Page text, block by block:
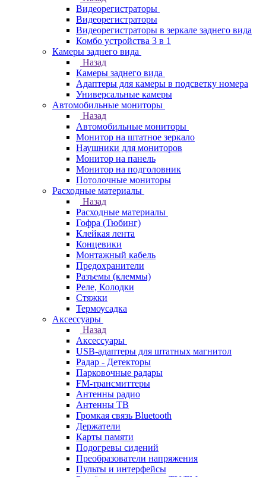
Видеорегистраторы
Видеорегистраторы
Видеорегистраторы в зеркале заднего вида
Комбо устройства 3 в 1
Камеры заднего вида
Назад
Камеры заднего вида
Адаптеры для камеры в подсветку номера
Универсальные камеры
Автомобильные мониторы
Назад
Автомобильные мониторы
Монитор на штатное зеркало
Наушники для мониторов
Монитор на панель
Монитор на подголовник
Потолочные мониторы
Расходные материалы
Назад
Расходные материалы
Гофра (Тюбинг)
Клейкая лента
Концевики
Монтажный кабель
Предохранители
Разъемы (клеммы)
Реле, Колодки
Стяжки
Термоусадка
Аксессуары
Назад
Аксессуары
USB-адаптеры для штатных магнитол
Радар - Детекторы
Парковочные радары
FM-трансмиттеры
Антенны радио
Антенны ТВ
Громкая связь Bluetooth
Держатели
Карты памяти
Подогревы сидений
Преобразователи напряжения
Пульты и интерфейсы